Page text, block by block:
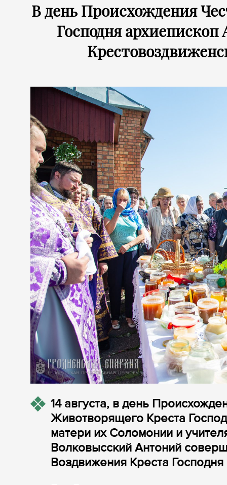
В день Происхождения
Господня
14 августа, в день
Животворящего Креста
матери их Соломонии и
Волковысский Антоний
Воздвижения Креста